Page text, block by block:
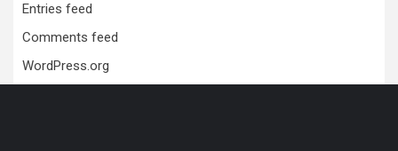
Entries feed
Comments feed
WordPress.org